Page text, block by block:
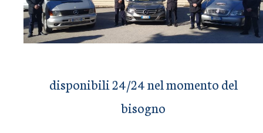
disponibili 24/24 nel momento del
bisogno